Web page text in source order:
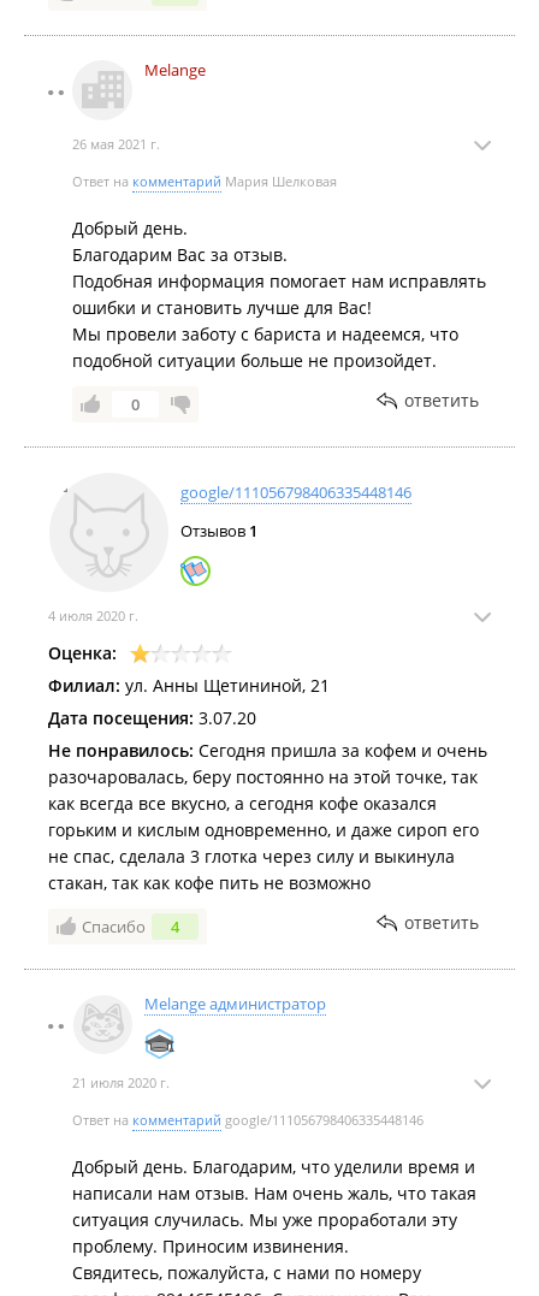
Melange
26 мая 2021 г.
Ответ на комментарий Мария Шелковая
Добрый день.
Благодарим Вас за отзыв.
Подобная информация помогает нам исправлять
ошибки и становить лучше для Вас!
Мы провели заботу с бариста и надеемся, что
подобной ситуации больше не произойдет.
0 ответить
google/111056798406335448146
Отзывов 1
4 июля 2020 г.
Оценка:
Филиал: ул. Анны Щетининой, 21
Дата посещения: 3.07.20
Не понравилось: Сегодня пришла за кофем и очень
разочаровалась, беру постоянно на этой точке, так
как всегда все вкусно, а сегодня кофе оказался
горьким и кислым одновременно, и даже сироп его
не спас, сделала 3 глотка через силу и выкинула
стакан, так как кофе пить не возможно
Спасибо 4 ответить
Melange администратор
21 июля 2020 г.
Ответ на комментарий google/111056798406335448146
Добрый день. Благодарим, что уделили время и
написали нам отзыв. Нам очень жаль, что такая
ситуация случилась. Мы уже проработали эту
проблему. Приносим извинения.
Свядитесь, пожалуйста, с нами по номеру